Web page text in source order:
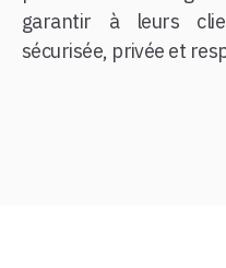
garantir à leurs
sécurisée, privée et